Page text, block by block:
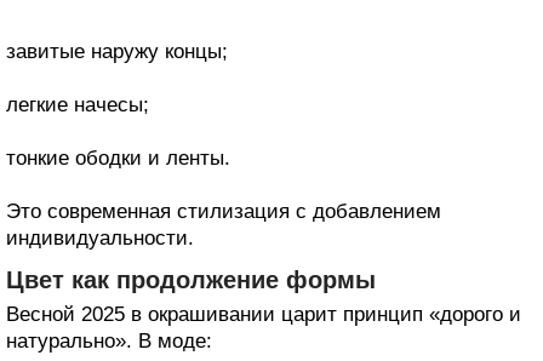
завитые наружу концы;
легкие начесы;
тонкие ободки и ленты.
Это современная стилизация с добавлением
индивидуальности.
Цвет как продолжение формы
Весной 2025 в окрашивании царит принцип «дорого и
натурально». В моде: